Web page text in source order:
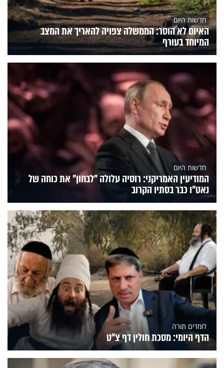
חדשות היום
האיום לא הוסר: הממשלה צפויה להאריך את המצב
המיוחד בעורף
חדשות היום
המודיעין האמריקני: רוסיה עלולה "לבחון" את כוחה של
נאט"ו כבר בסתיו הקרוב
לומדים תורה
הדף היומי: מסכת חולין דף צ"ט